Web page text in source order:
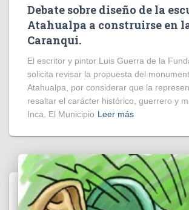
Debate sobre diseño de la
Atahualpa a construirse en
Caranqui.
El escritor y pintor Luis Guerra de la
solicita revisar la propuesta del
Atahualpa, por considerar que la
resaltar el carácter histórico, guerrero y
Inca. El Municipio Leer más